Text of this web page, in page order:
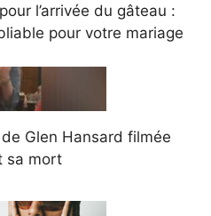
l’arrivée du gâteau :
pour votre mariage
Glen Hansard filmée
sa mort